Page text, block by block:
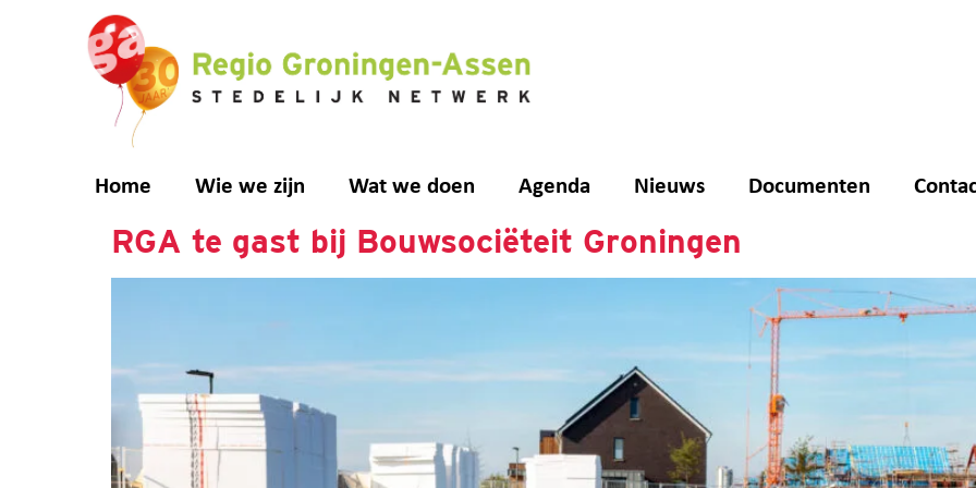
Home Wie we zijn Wat we doen Agenda Nieuws Documenten
RGA te gast bij Bouwsociëteit Groningen